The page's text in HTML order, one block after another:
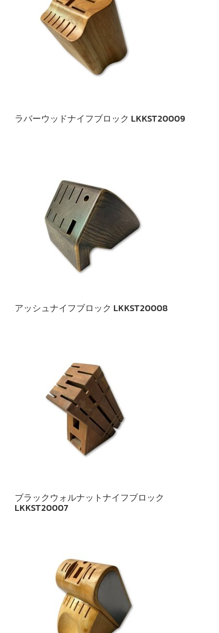
ラバーウッドナイフブロック LKKST20009
アッシュナイフブロック LKKST20008
ブラックウォルナットナイフブロック
LKKST20007